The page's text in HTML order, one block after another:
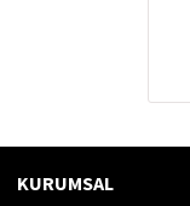
KURUMSAL